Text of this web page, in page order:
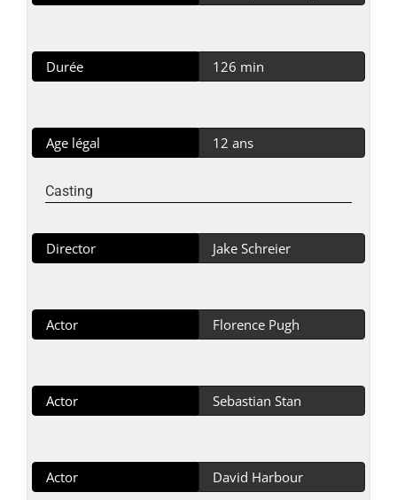
Durée 126 min
Age légal 12 ans
Casting
Director Jake Schreier
Actor Florence Pugh
Actor Sebastian Stan
Actor David Harbour